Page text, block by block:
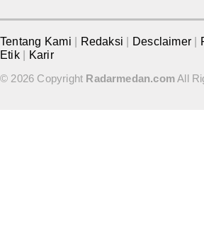
Tentang Kami Redaksi Desclaimer
Etik
Karir
© 2026 Copyright Radarmedan.comAll